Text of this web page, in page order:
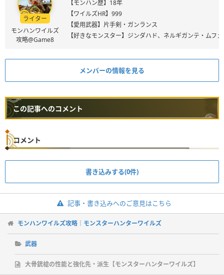
ライター
モンハンワイルズ
攻略@Game8
【モンハン歴】18年
【ワイルズHR】999
【愛用武器】片手剣・ガンランス
【好きなモンスター】ジンダハド、ネルギガンテ・ムフ
メンバーの情報を見る
この記事へのコメント
コメント
書き込みする(0件)
記事・書き込みへのご意見はこちら
モンハンワイルズ攻略｜モンスターハンターワイルズ
武器
大骨銃槍の性能と強化先・派生【モンスターハンターワイルズ】